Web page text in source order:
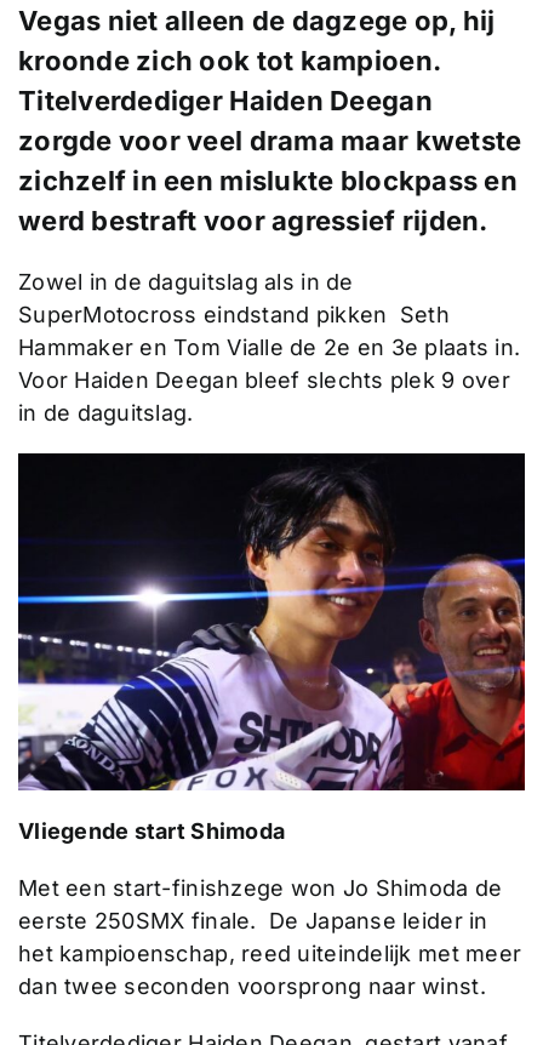
Vegas niet alleen de dagzege op, hij
kroonde zich ook tot kampioen.
Titelverdediger Haiden Deegan
zorgde voor veel drama maar kwetste
zichzelf in een mislukte blockpass en
werd bestraft voor agressief rijden.
Zowel in de daguitslag als in de
SuperMotocross eindstand pikken Seth
Hammaker en Tom Vialle de 2e en 3e plaats in.
Voor Haiden Deegan bleef slechts plek 9 over
in de daguitslag.
Vliegende start Shimoda
Met een start-finishzege won Jo Shimoda de
eerste 250SMX finale. De Japanse leider in
het kampioenschap, reed uiteindelijk met meer
dan twee seconden voorsprong naar winst.